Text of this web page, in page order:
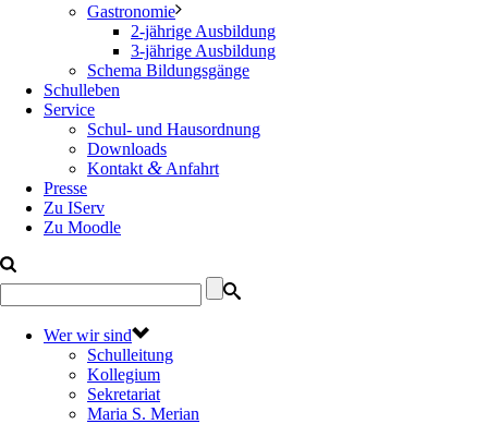
Gastronomie
2-jährige Ausbildung
3-jährige Ausbildung
Schema Bildungsgänge
Schulleben
Service
Schul- und Hausordnung
Downloads
Kontakt & Anfahrt
Presse
Zu IServ
Zu Moodle
Wer wir sind
Schulleitung
Kollegium
Sekretariat
Maria S. Merian